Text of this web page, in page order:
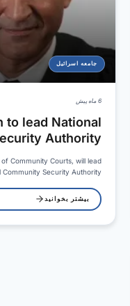
جامعه اسرائیل
6 ماه پیش
to lead National
Authority
Community Courts, will lead
Security Authority,…
بیشتر بخوانید